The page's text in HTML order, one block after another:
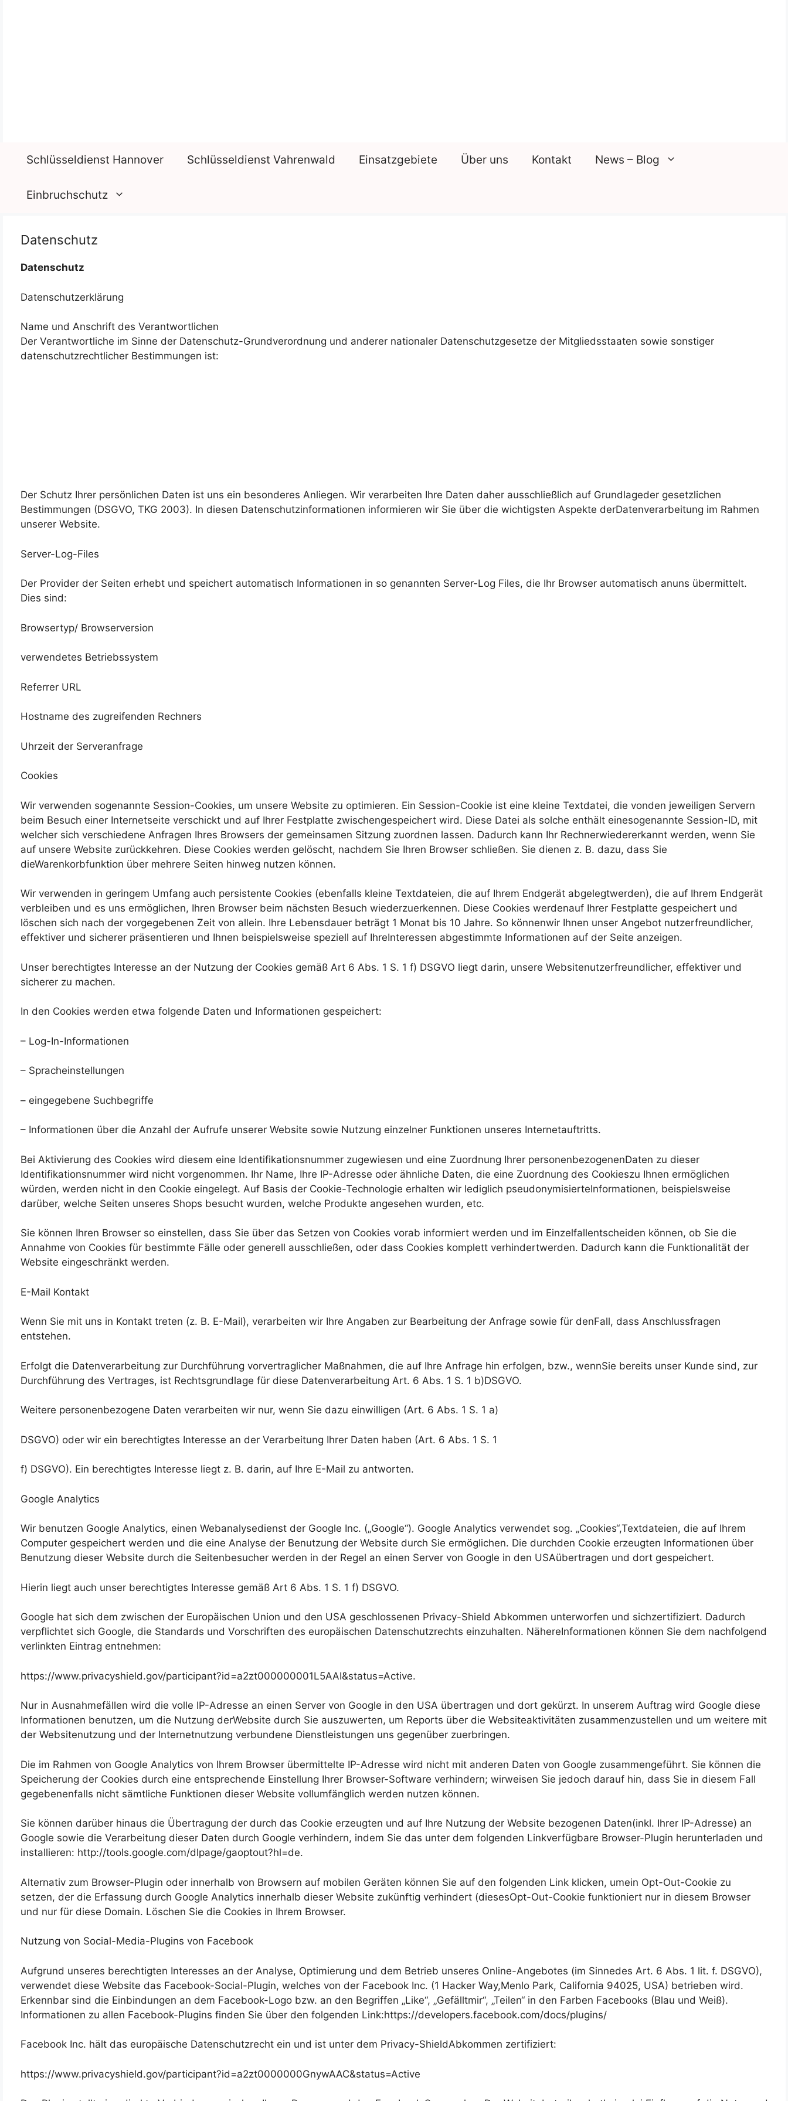
Schlüsseldienst Hannover Schlüsseldienst Vahrenwald Einsatzgebiete Über uns Kontakt News – Blog
Einbruchschutz
Datenschutz
Datenschutz
Datenschutzerklärung
Name und Anschrift des Verantwortlichen
Der Verantwortliche im Sinne der Datenschutz-Grundverordnung und anderer nationaler Datenschutzgesetze der Mitgliedsstaaten sowie sonstiger
datenschutzrechtlicher Bestimmungen ist:
Der Schutz Ihrer persönlichen Daten ist uns ein besonderes Anliegen. Wir verarbeiten Ihre Daten daher ausschließlich auf Grundlageder gesetzlichen
Bestimmungen (DSGVO, TKG 2003). In diesen Datenschutzinformationen informieren wir Sie über die wichtigsten Aspekte derDatenverarbeitung im Rahmen
unserer Website.
Server-Log-Files
Der Provider der Seiten erhebt und speichert automatisch Informationen in so genannten Server-Log Files, die Ihr Browser automatisch anuns übermittelt.
Dies sind:
Browsertyp/ Browserversion
verwendetes Betriebssystem
Referrer URL
Hostname des zugreifenden Rechners
Uhrzeit der Serveranfrage
Cookies
Wir verwenden sogenannte Session-Cookies, um unsere Website zu optimieren. Ein Session-Cookie ist eine kleine Textdatei, die vonden jeweiligen Servern
beim Besuch einer Internetseite verschickt und auf Ihrer Festplatte zwischengespeichert wird. Diese Datei als solche enthält einesogenannte Session-ID, mit
welcher sich verschiedene Anfragen Ihres Browsers der gemeinsamen Sitzung zuordnen lassen. Dadurch kann Ihr Rechnerwiedererkannt werden, wenn Sie
auf unsere Website zurückkehren. Diese Cookies werden gelöscht, nachdem Sie Ihren Browser schließen. Sie dienen z. B. dazu, dass Sie
dieWarenkorbfunktion über mehrere Seiten hinweg nutzen können.
Wir verwenden in geringem Umfang auch persistente Cookies (ebenfalls kleine Textdateien, die auf Ihrem Endgerät abgelegtwerden), die auf Ihrem Endgerät
verbleiben und es uns ermöglichen, Ihren Browser beim nächsten Besuch wiederzuerkennen. Diese Cookies werdenauf Ihrer Festplatte gespeichert und
löschen sich nach der vorgegebenen Zeit von allein. Ihre Lebensdauer beträgt 1 Monat bis 10 Jahre. So könnenwir Ihnen unser Angebot nutzerfreundlicher,
effektiver und sicherer präsentieren und Ihnen beispielsweise speziell auf IhreInteressen abgestimmte Informationen auf der Seite anzeigen.
Unser berechtigtes Interesse an der Nutzung der Cookies gemäß Art 6 Abs. 1 S. 1 f) DSGVO liegt darin, unsere Websitenutzerfreundlicher, effektiver und
sicherer zu machen.
In den Cookies werden etwa folgende Daten und Informationen gespeichert:
– Log-In-Informationen
– Spracheinstellungen
– eingegebene Suchbegriffe
– Informationen über die Anzahl der Aufrufe unserer Website sowie Nutzung einzelner Funktionen unseres Internetauftritts.
Bei Aktivierung des Cookies wird diesem eine Identifikationsnummer zugewiesen und eine Zuordnung Ihrer personenbezogenenDaten zu dieser
Identifikationsnummer wird nicht vorgenommen. Ihr Name, Ihre IP-Adresse oder ähnliche Daten, die eine Zuordnung des Cookieszu Ihnen ermöglichen
würden, werden nicht in den Cookie eingelegt. Auf Basis der Cookie-Technologie erhalten wir lediglich pseudonymisierteInformationen, beispielsweise
darüber, welche Seiten unseres Shops besucht wurden, welche Produkte angesehen wurden, etc.
Sie können Ihren Browser so einstellen, dass Sie über das Setzen von Cookies vorab informiert werden und im Einzelfallentscheiden können, ob Sie die
Annahme von Cookies für bestimmte Fälle oder generell ausschließen, oder dass Cookies komplett verhindertwerden. Dadurch kann die Funktionalität der
Website eingeschränkt werden.
E-Mail Kontakt
Wenn Sie mit uns in Kontakt treten (z. B. E-Mail), verarbeiten wir Ihre Angaben zur Bearbeitung der Anfrage sowie für denFall, dass Anschlussfragen
entstehen.
Erfolgt die Datenverarbeitung zur Durchführung vorvertraglicher Maßnahmen, die auf Ihre Anfrage hin erfolgen, bzw., wennSie bereits unser Kunde sind, zur
Durchführung des Vertrages, ist Rechtsgrundlage für diese Datenverarbeitung Art. 6 Abs. 1 S. 1 b)DSGVO.
Weitere personenbezogene Daten verarbeiten wir nur, wenn Sie dazu einwilligen (Art. 6 Abs. 1 S. 1 a)
DSGVO) oder wir ein berechtigtes Interesse an der Verarbeitung Ihrer Daten haben (Art. 6 Abs. 1 S. 1
f) DSGVO). Ein berechtigtes Interesse liegt z. B. darin, auf Ihre E-Mail zu antworten.
Google Analytics
Wir benutzen Google Analytics, einen Webanalysedienst der Google Inc. („Google“). Google Analytics verwendet sog. „Cookies“,Textdateien, die auf Ihrem
Computer gespeichert werden und die eine Analyse der Benutzung der Website durch Sie ermöglichen. Die durchden Cookie erzeugten Informationen über
Benutzung dieser Website durch die Seitenbesucher werden in der Regel an einen Server von Google in den USAübertragen und dort gespeichert.
Hierin liegt auch unser berechtigtes Interesse gemäß Art 6 Abs. 1 S. 1 f) DSGVO.
Google hat sich dem zwischen der Europäischen Union und den USA geschlossenen Privacy-Shield Abkommen unterworfen und sichzertifiziert. Dadurch
verpflichtet sich Google, die Standards und Vorschriften des europäischen Datenschutzrechts einzuhalten. NähereInformationen können Sie dem nachfolgend
verlinkten Eintrag entnehmen:
https://www.privacyshield.gov/participant?id=a2zt000000001L5AAI&status=Active.
Nur in Ausnahmefällen wird die volle IP-Adresse an einen Server von Google in den USA übertragen und dort gekürzt. In unserem Auftrag wird Google diese
Informationen benutzen, um die Nutzung derWebsite durch Sie auszuwerten, um Reports über die Websiteaktivitäten zusammenzustellen und um weitere mit
der Websitenutzung und der Internetnutzung verbundene Dienstleistungen uns gegenüber zuerbringen.
Die im Rahmen von Google Analytics von Ihrem Browser übermittelte IP-Adresse wird nicht mit anderen Daten von Google zusammengeführt. Sie können die
Speicherung der Cookies durch eine entsprechende Einstellung Ihrer Browser-Software verhindern; wirweisen Sie jedoch darauf hin, dass Sie in diesem Fall
gegebenenfalls nicht sämtliche Funktionen dieser Website vollumfänglich werden nutzen können.
Sie können darüber hinaus die Übertragung der durch das Cookie erzeugten und auf Ihre Nutzung der Website bezogenen Daten(inkl. Ihrer IP-Adresse) an
Google sowie die Verarbeitung dieser Daten durch Google verhindern, indem Sie das unter dem folgenden Linkverfügbare Browser-Plugin herunterladen und
installieren: http://tools.google.com/dlpage/gaoptout?hl=de.
Alternativ zum Browser-Plugin oder innerhalb von Browsern auf mobilen Geräten können Sie auf den folgenden Link klicken, umein Opt-Out-Cookie zu
setzen, der die Erfassung durch Google Analytics innerhalb dieser Website zukünftig verhindert (diesesOpt-Out-Cookie funktioniert nur in diesem Browser
und nur für diese Domain. Löschen Sie die Cookies in Ihrem Browser.
Nutzung von Social-Media-Plugins von Facebook
Aufgrund unseres berechtigten Interesses an der Analyse, Optimierung und dem Betrieb unseres Online-Angebotes (im Sinnedes Art. 6 Abs. 1 lit. f. DSGVO),
verwendet diese Website das Facebook-Social-Plugin, welches von der Facebook Inc. (1 Hacker Way,Menlo Park, California 94025, USA) betrieben wird.
Erkennbar sind die Einbindungen an dem Facebook-Logo bzw. an den Begriffen „Like“, „Gefälltmir“, „Teilen“ in den Farben Facebooks (Blau und Weiß).
Informationen zu allen Facebook-Plugins finden Sie über den folgenden Link:https://developers.facebook.com/docs/plugins/
Facebook Inc. hält das europäische Datenschutzrecht ein und ist unter dem Privacy-ShieldAbkommen zertifiziert:
https://www.privacyshield.gov/participant?id=a2zt0000000GnywAAC&status=Active